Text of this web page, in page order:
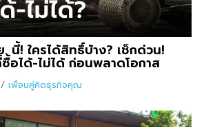
นี้! ใครได้สิทธิ์บ้าง? เช็กด่วน!
อได้-ไม่ได้ ก่อนพลาดโอกาส
/ เพื่อนคู่คิดธุรกิจคุณ